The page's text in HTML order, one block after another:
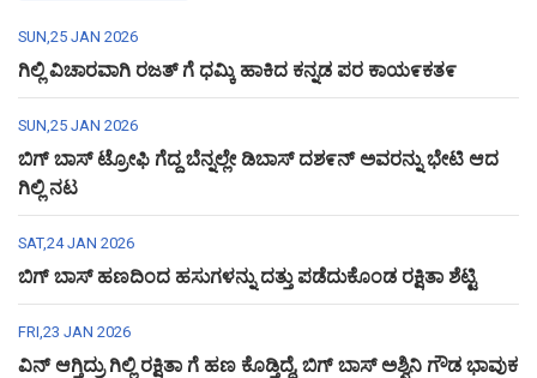
SUN,25 JAN 2026
ಗಿಲ್ಲಿ ವಿಚಾರವಾಗಿ ರಜತ್ ಗೆ ಧಮ್ಕಿ ಹಾಕಿದ ಕನ್ನಡ ಪರ ಕಾಯ೯ಕತ೯
SUN,25 JAN 2026
ಬಿಗ್ ಬಾಸ್ ಟ್ರೋಫಿ ಗೆದ್ದ ಬೆನ್ನಲ್ಲೇ ಡಿಬಾಸ್ ದಶ೯ನ್ ಅವರನ್ನು ಭೇಟಿ ಆದ
ಗಿಲ್ಲಿ ನಟ
SAT,24 JAN 2026
ಬಿಗ್ ಬಾಸ್ ಹಣದಿಂದ ಹಸುಗಳನ್ನು ದತ್ತು ಪಡೆದುಕೊಂಡ ರಕ್ಷಿತಾ ಶೆಟ್ಟಿ
FRI,23 JAN 2026
ವಿನ್ ಆಗ್ತಿದ್ರು ಗಿಲ್ಲಿ ರಕ್ಷಿತಾ ಗೆ ಹಣ ಕೊಡ್ತಿದ್ದೆ, ಬಿಗ್ ಬಾಸ್ ಅಶ್ವಿನಿ ಗೌಡ ಭಾವುಕ